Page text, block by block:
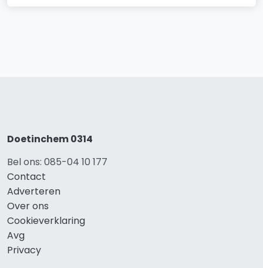
Doetinchem 0314
Bel ons: 085-04 10 177
Contact
Adverteren
Over ons
Cookieverklaring
Avg
Privacy